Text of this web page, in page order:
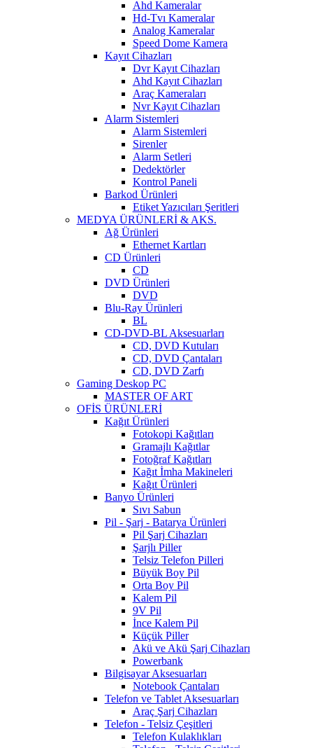
Ahd Kameralar
Hd-Tvı Kameralar
Analog Kameralar
Speed Dome Kamera
Kayıt Cihazları
Dvr Kayıt Cihazları
Ahd Kayıt Cihazları
Araç Kameraları
Nvr Kayıt Cihazları
Alarm Sistemleri
Alarm Sistemleri
Sirenler
Alarm Setleri
Dedektörler
Kontrol Paneli
Barkod Ürünleri
Etiket Yazıcıları Şeritleri
MEDYA ÜRÜNLERİ & AKS.
Ağ Ürünleri
Ethernet Kartları
CD Ürünleri
CD
DVD Ürünleri
DVD
Blu-Ray Ürünleri
BL
CD-DVD-BL Aksesuarları
CD, DVD Kutuları
CD, DVD Çantaları
CD, DVD Zarfı
Gaming Deskop PC
MASTER OF ART
OFİS ÜRÜNLERİ
Kağıt Ürünleri
Fotokopi Kağıtları
Gramajlı Kağıtlar
Fotoğraf Kağıtları
Kağıt İmha Makineleri
Kağıt Ürünleri
Banyo Ürünleri
Sıvı Sabun
Pil - Şarj - Batarya Ürünleri
Pil Şarj Cihazları
Şarjlı Piller
Telsiz Telefon Pilleri
Büyük Boy Pil
Orta Boy Pil
Kalem Pil
9V Pil
İnce Kalem Pil
Küçük Piller
Akü ve Akü Şarj Cihazları
Powerbank
Bilgisayar Aksesuarları
Notebook Çantaları
Telefon ve Tablet Aksesuarları
Araç Şarj Cihazları
Telefon - Telsiz Çeşitleri
Telefon Kulaklıkları